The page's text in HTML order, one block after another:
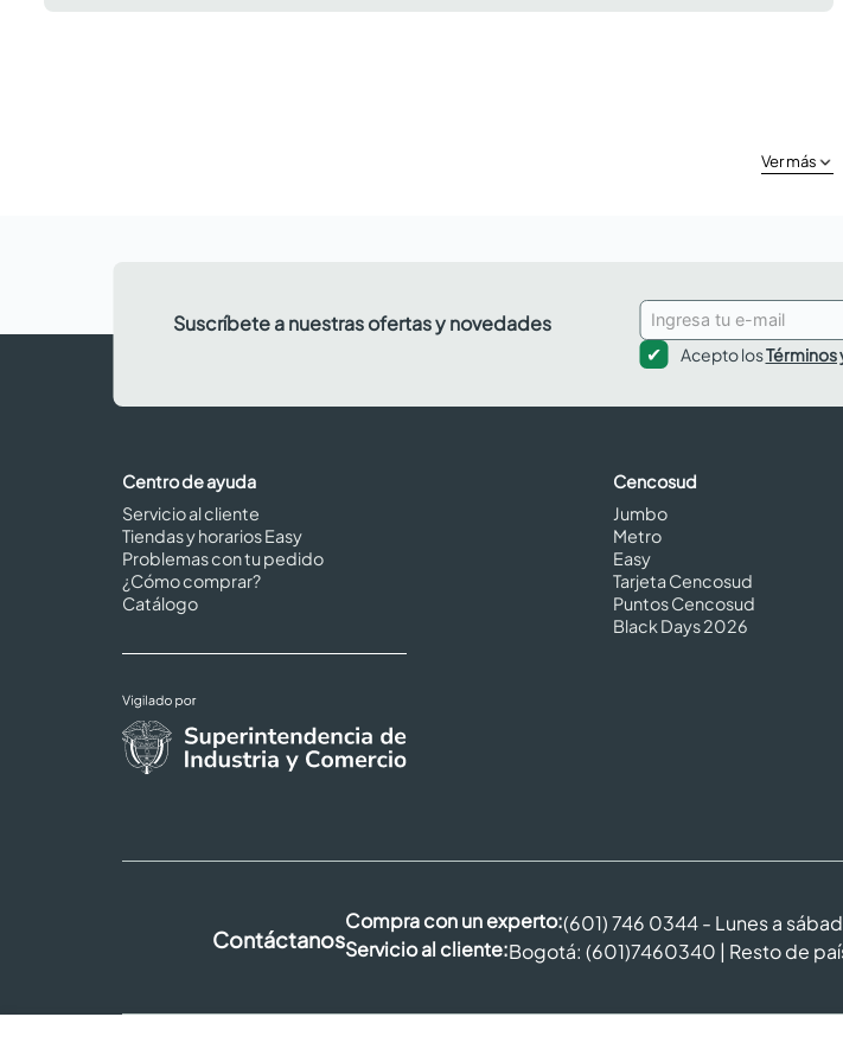
Ver más
Suscríbete a nuestras ofertas y novedades
Acepto losTérminos
Centro de ayuda
Servicio al cliente
Tiendas y horarios Easy
Problemas con tu pedido
¿Cómo comprar?
Catálogo
Cencosud
Jumbo
Metro
Easy
Tarjeta Cencosud
Puntos Cencosud
Black Days 2026
Contáctanos
Compra con un experto:(601) 746 0344 - Lunes a
Servicio al cliente:Bogotá: (601)7460340 | Resto de